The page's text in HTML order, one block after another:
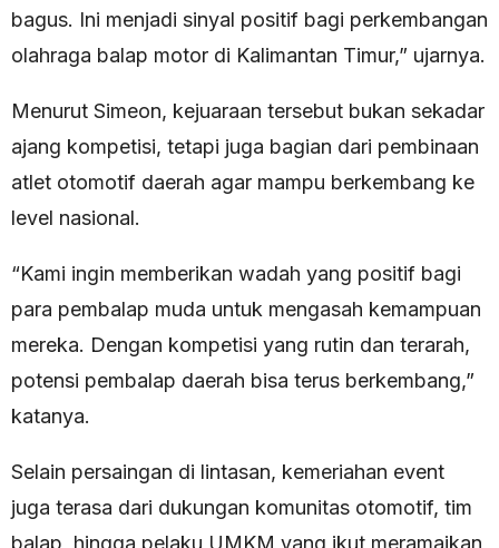
bagus. Ini menjadi sinyal positif bagi perkembangan
olahraga balap motor di Kalimantan Timur,” ujarnya.
Menurut Simeon, kejuaraan tersebut bukan sekadar
ajang kompetisi, tetapi juga bagian dari pembinaan
atlet otomotif daerah agar mampu berkembang ke
level nasional.
“Kami ingin memberikan wadah yang positif bagi
para pembalap muda untuk mengasah kemampuan
mereka. Dengan kompetisi yang rutin dan terarah,
potensi pembalap daerah bisa terus berkembang,”
katanya.
Selain persaingan di lintasan, kemeriahan event
juga terasa dari dukungan komunitas otomotif, tim
balap, hingga pelaku UMKM yang ikut meramaikan